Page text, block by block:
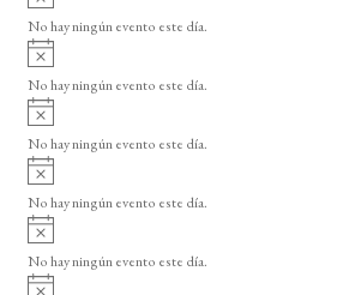
o
v
i
o
No hay ningún evento este día.
A
v
i
o
No hay ningún evento este día.
A
v
i
o
No hay ningún evento este día.
A
v
i
o
No hay ningún evento este día.
A
v
i
No hay ningún evento este día.
A